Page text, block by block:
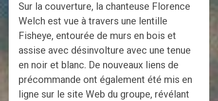
Sur la couverture, la chanteuse Florence
Welch est vue à travers une lentille
Fisheye, entourée de murs en bois et
assise avec désinvolture avec une tenue
en noir et blanc. De nouveaux liens de
précommande ont également été mis en
ligne sur le site Web du groupe, révélant